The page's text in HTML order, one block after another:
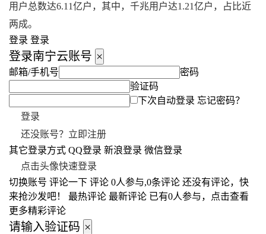
用户总数达6.11亿户，其中，千兆用户达1.21亿户，占比近
两成。
登录 登录
登录南宁云账号 ×
邮箱/手机号
密码
验证码
下次自动登录 忘记密码？
登录
还没账号？立即注册
其它登录方式 QQ登录 新浪登录 微信登录
点击头像快速登录
切换账号 评论一下 评论 0人参与,0条评论 还没有评论，快
来抢沙发吧！ 最热评论 最新评论 已有0人参与，点击查看
更多精彩评论
请输入验证码 ×